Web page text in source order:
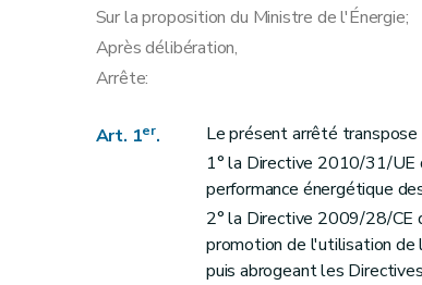
Sur la proposition du Ministre de l'Énergie;
Après délibération,
Arrête:
Art. 1er.
Le présent arrêté
1° la Directive 2010/31/UE
performance énergétique
2° la Directive 2009/28/CE
promotion de l'utilisation de
puis abrogeant les